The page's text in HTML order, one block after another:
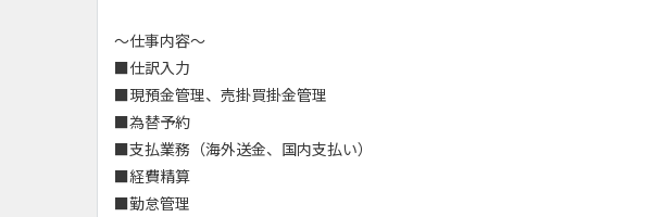
～仕事内容～
■仕訳入力
■現預金管理、売掛買掛金管理
■為替予約
■支払業務（海外送金、国内支払い）
■経費精算
■勤怠管理